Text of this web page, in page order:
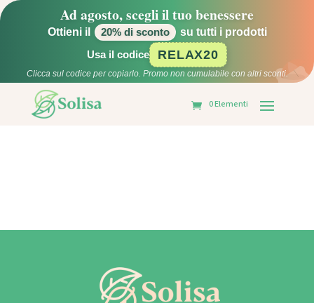
Ad agosto, scegli il tuo benessere
Ottieni il 20% di sconto su tutti i prodotti
Usa il codice RELAX20
Clicca sul codice per copiarlo. Promo non cumulabile con altri sconti.
0 Elementi